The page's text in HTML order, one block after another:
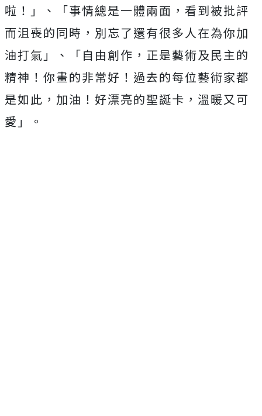
啦！」、「事情總是一體兩面，看到被批評
而沮喪的同時，別忘了還有很多人在為你加
油打氣」、「自由創作，正是藝術及民主的
精神！你畫的非常好！過去的每位藝術家都
是如此，加油！好漂亮的聖誕卡，溫暖又可
愛」。